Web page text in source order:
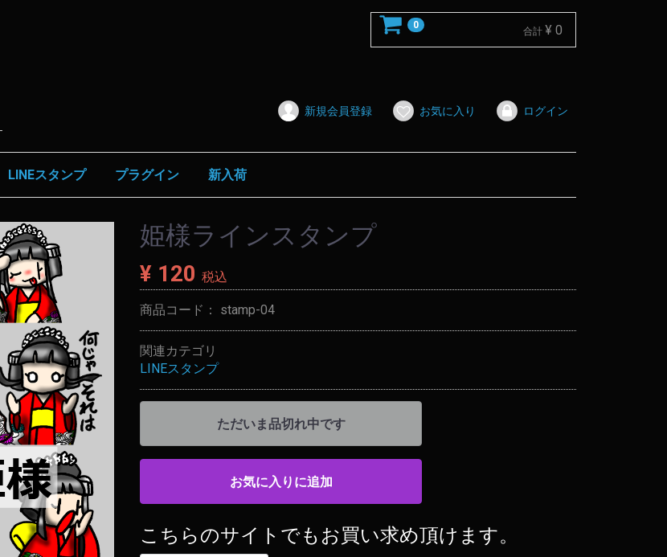
0
合計 ¥ 0
新規会員登録 お気に入り ログイン
LINEスタンプ プラグイン 新入荷
姫様ラインスタンプ
¥ 120 税込
商品コード： stamp-04
関連カテゴリ
LINEスタンプ
ただいま品切れ中です
お気に入りに追加
こちらのサイトでもお買い求め頂けます。